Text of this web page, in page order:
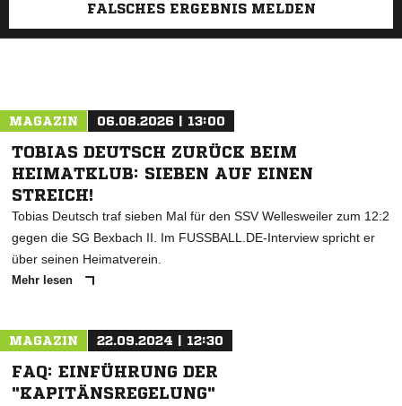
FALSCHES ERGEBNIS MELDEN
MAGAZIN 06.08.2026 | 13:00
TOBIAS DEUTSCH ZURÜCK BEIM
HEIMATKLUB: SIEBEN AUF EINEN
STREICH!
Tobias Deutsch traf sieben Mal für den SSV Wellesweiler zum 12:2
gegen die SG Bexbach II. Im FUSSBALL.DE-Interview spricht er
über seinen Heimatverein.
Mehr lesen
MAGAZIN 22.09.2024 | 12:30
FAQ: EINFÜHRUNG DER
"KAPITÄNSREGELUNG"